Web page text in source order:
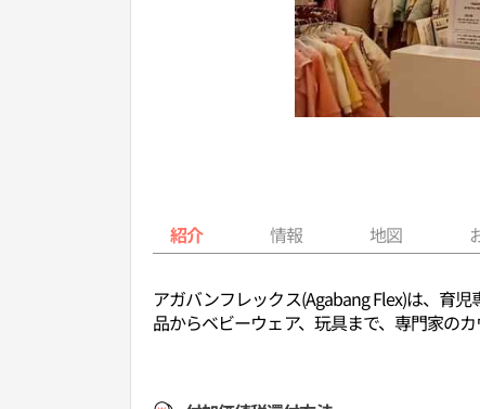
紹介 情報 地図
アガバンフレックス(Agabang Flex)は、育
品からベビーウェア、玩具まで、専門家の